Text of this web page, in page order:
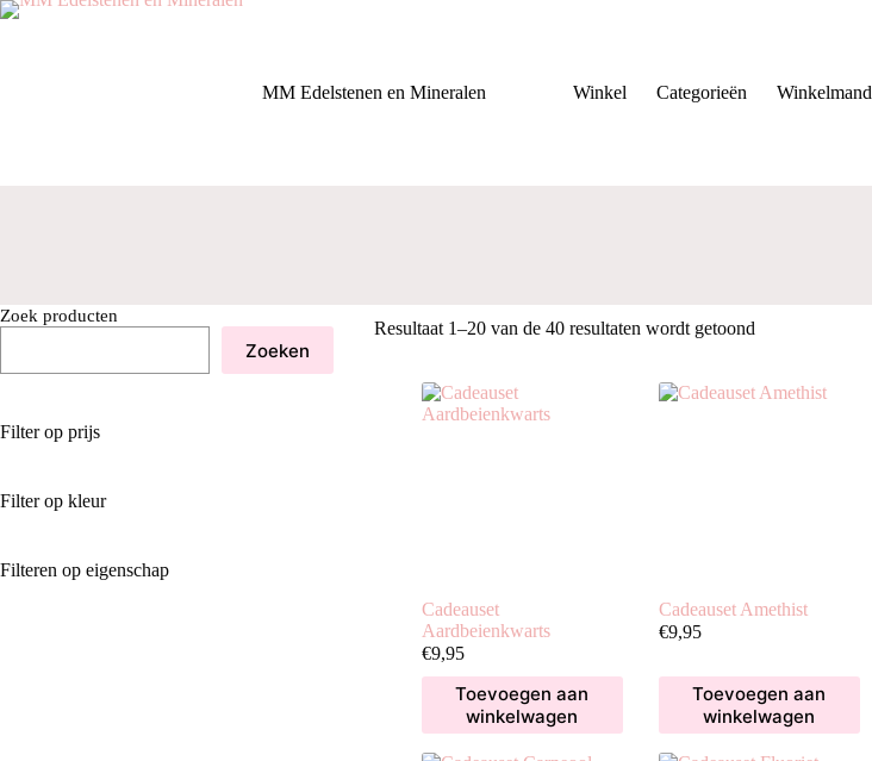
Ga
MM Edelstenen en Mineralen
Winkel Categorieën Winkelmand
Resultaat 1–20 van de 40 resultaten wordt getoond
Cadeauset
Aardbeienkwarts
€9,95
Toevoegen aan
winkelwagen
Cadeauset Amethist
€9,95
Toevoegen aan
winkelwagen
Zoek producten
Zoeken
Filter op prijs
Filter op kleur
Filteren op eigenschap